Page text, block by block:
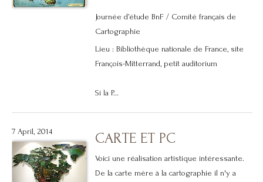
Journée d’étude BnF / Comité français de
Cartographie
Lieu : Bibliothèque nationale de France, site
François-Mitterrand, petit auditorium
Si la P...
7 April, 2014 CARTE ET PC
Voici une réalisation artistique intéressante.
De la carte mère à la cartographie il n'y a